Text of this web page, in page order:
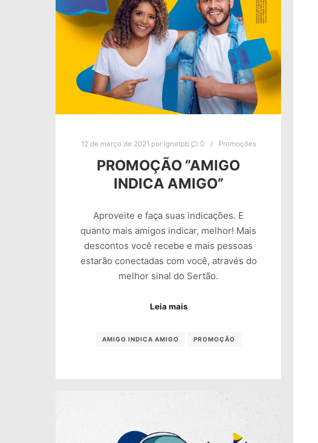
12 de março de 2021 por lgnetpb 0 Promoções
PROMOÇÃO “AMIGO
INDICA AMIGO”
Aproveite e faça suas indicações. E
quanto mais amigos indicar, melhor! Mais
descontos você recebe e mais pessoas
estarão conectadas com você, através do
melhor sinal do Sertão.
Leia mais
AMIGO INDICA AMIGO PROMOÇÃO